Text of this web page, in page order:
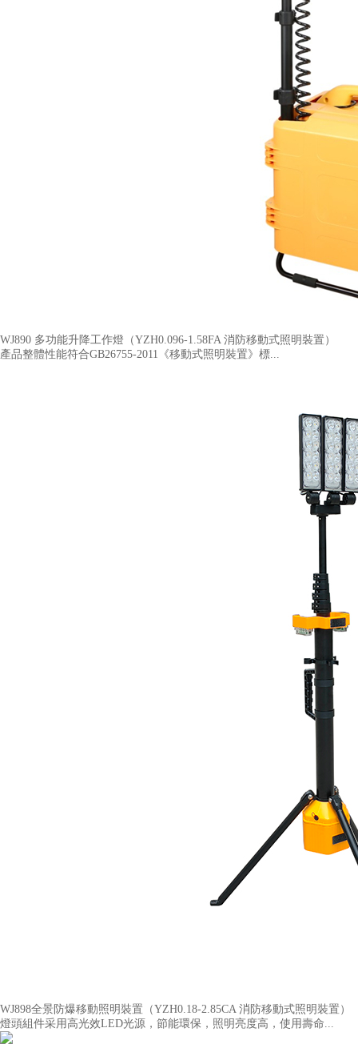
WJ890 多功能升降工作燈（YZH0.096-1.58FA 消防移動式照明裝置​）
產品整體性能符合GB26755-2011《移動式照明裝置》標...
WJ898全景防爆移動照明裝置（YZH0.18-2.85CA 消防移動式照明裝置）
燈頭組件采用高光效LED光源，節能環保，照明亮度高，使用壽命...